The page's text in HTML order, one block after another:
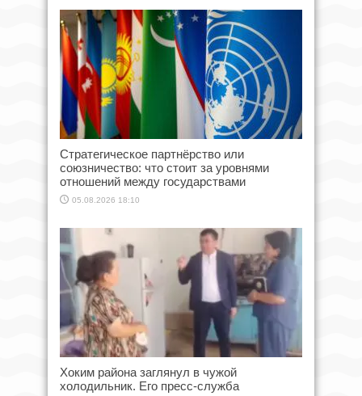
Стратегическое партнёрство или
союзничество: что стоит за уровнями
отношений между государствами
05.08.2026 18:10
Хоким района заглянул в чужой
холодильник. Его пресс-служба